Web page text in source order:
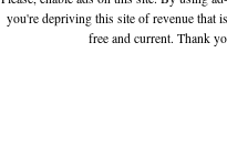
you're depriving this site of revenue that
free and current. Thank